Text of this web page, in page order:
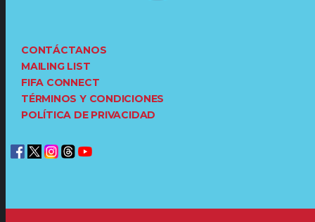
CONTÁCTANOS
MAILING LIST
FIFA CONNECT
TÉRMINOS Y CONDICIONES
POLÍTICA DE PRIVACIDAD